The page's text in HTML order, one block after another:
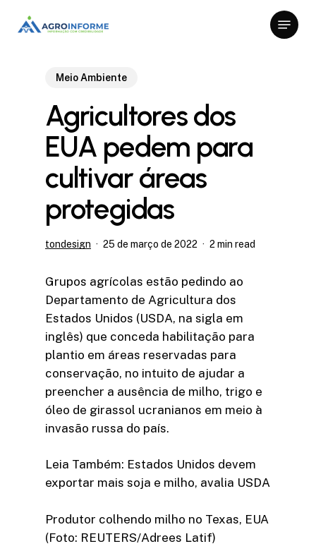
Menu
Meio Ambiente
Agricultores dos
EUA pedem para
cultivar áreas
protegidas
tondesign 25 de março de 2022 2 min read
Grupos agrícolas estão pedindo ao
Departamento de Agricultura dos
Estados Unidos (USDA, na sigla em
inglês) que conceda habilitação para
plantio em áreas reservadas para
conservação, no intuito de ajudar a
preencher a ausência de milho, trigo e
óleo de girassol ucranianos em meio à
invasão russa do país.
Leia Também: Estados Unidos devem
exportar mais soja e milho, avalia USDA
Produtor colhendo milho no Texas, EUA
(Foto: REUTERS/Adrees Latif)